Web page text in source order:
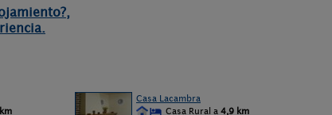
Casa Lacambra
Casa Rural a 4,9 km